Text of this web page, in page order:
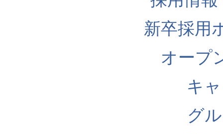
新卒採用
オープ
キ
グ